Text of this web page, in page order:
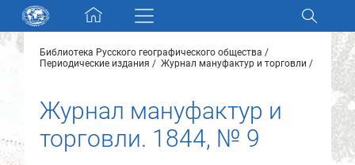
Skip navigation
Разделы и коллекции
Электронный каталог
Новости
Библиотека Русского географического общества
Периодические издания
Журнал мануфактур и торговли
Журнал мануфактур и
торговли. 1844, № 9